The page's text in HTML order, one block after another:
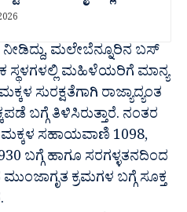
ಮಲೇಬೆನ್ನೂರಿನ ಬಸ್
ಸ್ಥಳಗಳಲ್ಲಿ ಮಹಿಳೆಯರಿಗೆ ಮಾನ್ಯ
ಸುರಕ್ಷತೆಗಾಗಿ ರಾಜ್ಯಾದ್ಯಂತ
ಬಗ್ಗೆ ತಿಳಿಸಿರುತ್ತಾರೆ. ನಂತರ
ಸಹಾಯವಾಣಿ 1098,
ಬಗ್ಗೆ ಹಾಗೂ ಸರಗಳ್ಳತನದಿಂದ
ಕ್ರಮಗಳ ಬಗ್ಗೆ ಸೂಕ್ತ